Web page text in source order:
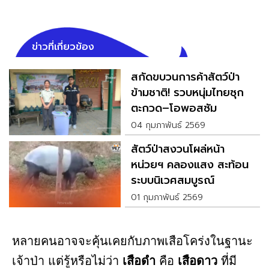
ข่าวที่เกี่ยวข้อง
สกัดขบวนการค้าสัตว์ป่า
ข้ามชาติ! รวบหนุ่มไทยซุก
ตะกวด–โอพอสซัม
04 กุมภาพันธ์ 2569
สัตว์ป่าสงวนโผล่หน้า
หน่วยฯ คลองแสง สะท้อน
ระบบนิเวศสมบูรณ์
01 กุมภาพันธ์ 2569
หลายคนอาจจะคุ้นเคยกับภาพเสือโคร่งในฐานะ
เจ้าป่า แต่รู้หรือไม่ว่า เสือดำ คือ เสือดาว ที่มี